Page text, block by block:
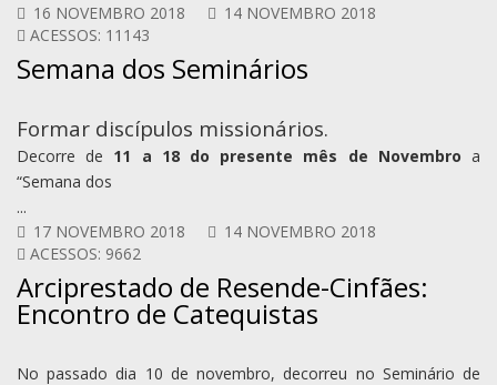
16 NOVEMBRO 2018
14 NOVEMBRO 2018
ACESSOS: 11143
Semana dos Seminários
Formar discípulos missionários.
Decorre de 11 a 18 do presente mês de Novembro a
“Semana dos
...
17 NOVEMBRO 2018
14 NOVEMBRO 2018
ACESSOS: 9662
Arciprestado de Resende-Cinfães:
Encontro de Catequistas
No passado dia 10 de novembro, decorreu no Seminário de